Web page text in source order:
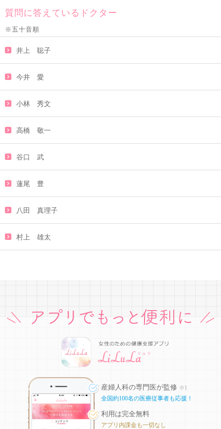
質問に答えているドクター
※五十音順
井上 聡子
今井 愛
小林 秀文
高橋 敬一
谷口 武
蓮尾 豊
八田 真理子
村上 雄太
産婦人科の専門医が監修 ※1
全国約100名の医療従事者も応援！
利用は完全無料
アプリ内課金も一切なし